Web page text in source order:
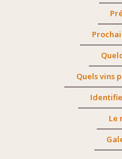
Quels vins
Le